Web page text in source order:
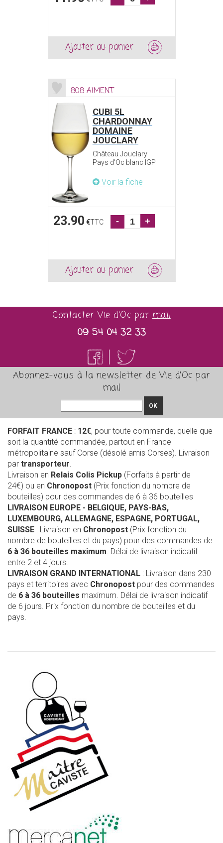
Ajouter au panier
808 AIMENT
CUBI 5L
CHARDONNAY
DOMAINE
JOUCLARY
Château Jouclary
Pays d'Oc blanc IGP
Voir la fiche
23.90 €TTC - +
Ajouter au panier
Contacter Vie d'Oc parmail
09 54 04 32 33
Abonnez-vous à la newsletter de Vie d'Oc par
mail
OK
FORFAIT FRANCE : 12€, pour toute commande, quelle que
soit la quantité commandée, partout en France
métropolitaine sauf Corse (désolé amis Corses). Livraison
par transporteur.
Livraison en Relais Colis Pickup (Forfaits à partir de
24€) ou en Chronopost (Prix fonction du nombre de
bouteilles) pour des commandes de 6 à 36 bouteilles
LIVRAISON EUROPE - BELGIQUE, PAYS-BAS,
LUXEMBOURG, ALLEMAGNE, ESPAGNE, PORTUGAL,
SUISSE : Livraison en Chronopost (Prix fonction du
nombre de bouteilles et du pays) pour des commandes de
6 à 36 bouteilles maximum. Délai de livraison indicatif
entre 2 et 4 jours.
LIVRAISON GRAND INTERNATIONAL : Livraison dans 230
pays et territoires avec Chronopost pour des commandes
de 6 à 36 bouteilles maximum. Délai de livraison indicatif
de 6 jours. Prix fonction du nombre de bouteilles et du
pays.